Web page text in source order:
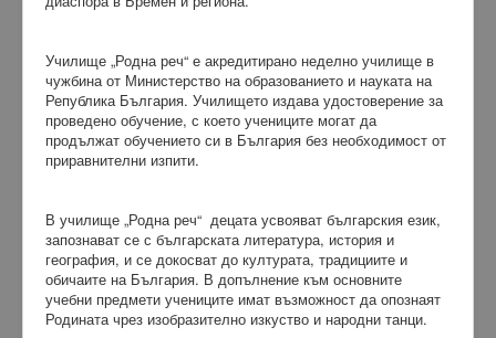
Училище „Родна реч“ е акредитирано неделно училище в
чужбина от Министерство на образованието и науката на
Република България. Училището издава удостоверение за
проведено обучение, с което учениците могат да
продължат обучението си в България без необходимост от
приравнителни изпити.
В училище „Родна реч“ децата усвояват българския език,
запознават се с българската литература, история и
география, и се докосват до културата, традициите и
обичаите на България. В допълнение към основните
учебни предмети учениците имат възможност да опознаят
Родината чрез изобразително изкуство и народни танци.